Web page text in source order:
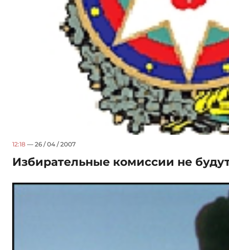
12:18 — 26 / 04 / 2007
Избирательные комиссии не